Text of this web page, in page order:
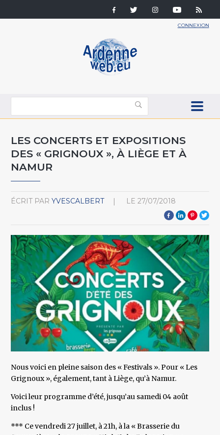
CONNEXION
LES CONCERTS ET EXPOSITIONS
DES « GRIGNOUX », À LIÈGE ET À
NAMUR
ÉCRIT PAR YVESCALBERT LE 27/07/2018
Nous voici en pleine saison des « Festivals ». Pour « Les
Grignoux », également, tant à Liège, qu’à Namur.
Voici leur programme d’été, jusqu’au samedi 04 août
inclus !
*** Ce vendredi 27 juillet, à 21h, à la « Brasserie du